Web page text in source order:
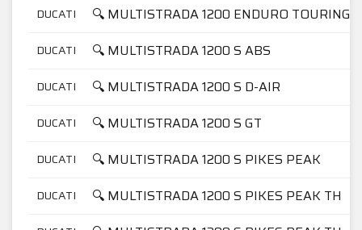
DUCATI 🔍 MULTISTRADA 1200 ENDURO TOURING
DUCATI 🔍 MULTISTRADA 1200 S ABS
DUCATI 🔍 MULTISTRADA 1200 S D-AIR
DUCATI 🔍 MULTISTRADA 1200 S GT
DUCATI 🔍 MULTISTRADA 1200 S PIKES PEAK
DUCATI 🔍 MULTISTRADA 1200 S PIKES PEAK TH